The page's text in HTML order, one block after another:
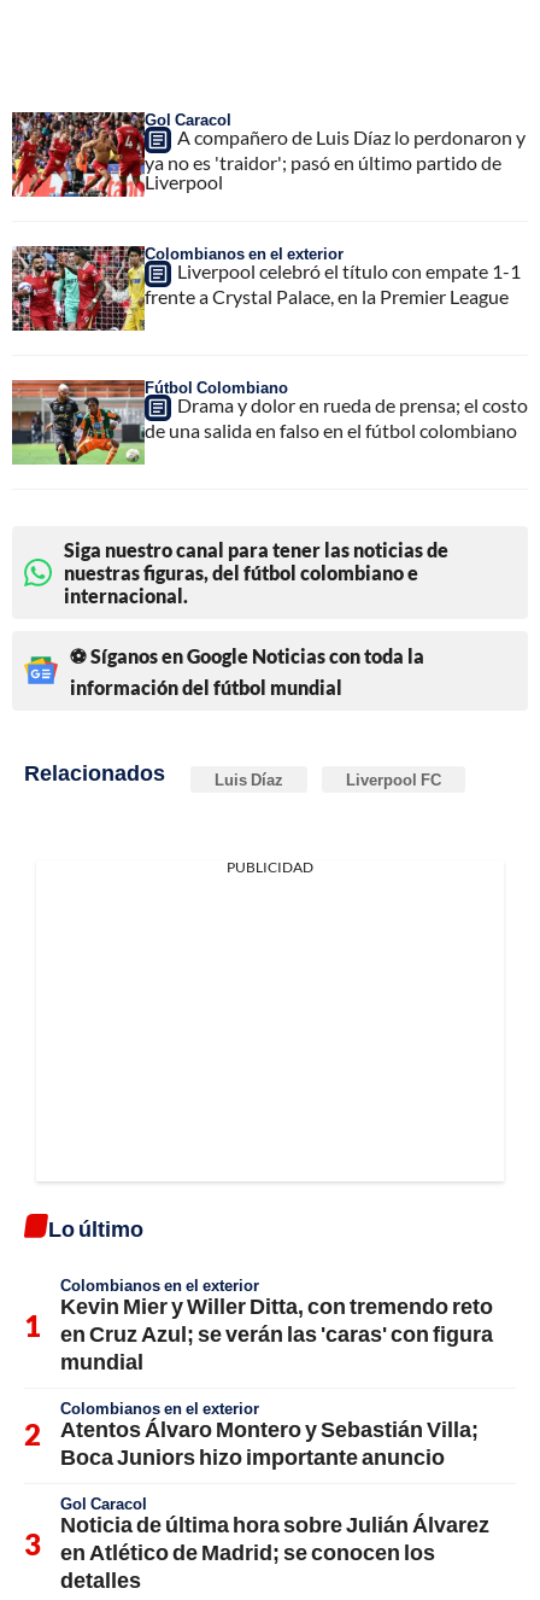
Gol Caracol
A compañero de Luis Díaz lo perdonaron y
ya no es 'traidor'; pasó en último partido de
Liverpool
Colombianos en el exterior
Liverpool celebró el título con empate 1-1
frente a Crystal Palace, en la Premier League
Fútbol Colombiano
Drama y dolor en rueda de prensa; el costo
de una salida en falso en el fútbol colombiano
Siga nuestro canal para tener las noticias de
nuestras figuras, del fútbol colombiano e
internacional.
⚽ Síganos en Google Noticias con toda la
información del fútbol mundial
Relacionados Luis Díaz Liverpool FC
PUBLICIDAD
Lo último
Colombianos en el exterior
Kevin Mier y Willer Ditta, con tremendo reto
en Cruz Azul; se verán las 'caras' con figura
mundial
Colombianos en el exterior
Atentos Álvaro Montero y Sebastián Villa;
Boca Juniors hizo importante anuncio
Gol Caracol
Noticia de última hora sobre Julián Álvarez
en Atlético de Madrid; se conocen los
detalles